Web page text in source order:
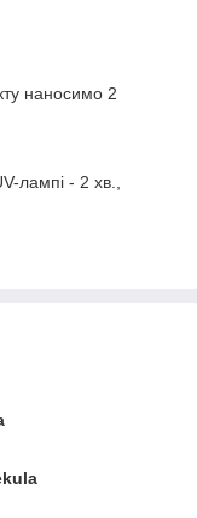
наносимо 2
лампі - 2 хв.,